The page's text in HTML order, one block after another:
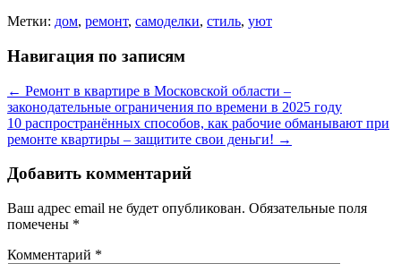
Метки: дом, ремонт, самоделки, стиль, уют
Навигация по записям
← Ремонт в квартире в Московской области –
законодательные ограничения по времени в 2025 году
10 распространённых способов, как рабочие обманывают при
ремонте квартиры – защитите свои деньги! →
Добавить комментарий
Ваш адрес email не будет опубликован. Обязательные поля
помечены *
Комментарий *